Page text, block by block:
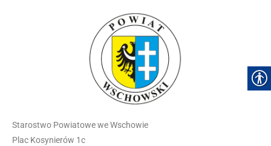
Starostwo Powiatowe we Wschowie
Plac Kosynierów 1c